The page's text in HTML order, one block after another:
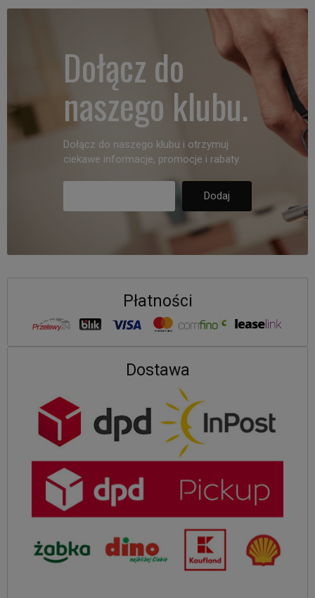
Dołącz do
naszego klubu.
Dołącz do naszego klubu i otrzymuj
ciekawe informacje, promocje i rabaty.
Płatności
Dostawa